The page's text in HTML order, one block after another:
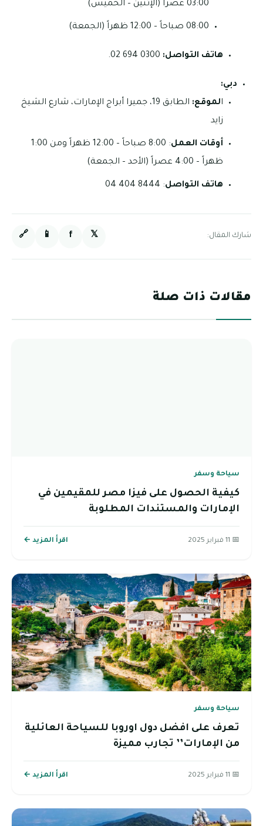
03:00 عصراً (الإثنين – الخميس)
08:00 صباحاً – 12:00 ظهراً (الجمعة)
هاتف التواصل:
دبي:
الموقع:
الطابق 19، جميرا أبراج الإمارات، شارع الشيخ
زايد
أوقات العمل
: 8:00 صباحاً – 12:00 ظهراً ومن 1:00
ظهراً – 4:00 عصراً (الأحد – الجمعة)
هاتف التواصل: 8444 404 04
شارك المقال: 𝕏
f
📱
🔗
مقالات ذات صلة
سياحة وسفر
كيفية الحصول على فيزا مصر للمقيمين في
الإمارات والمستندات المطلوبة
📅 11 فبراير 2025 اقرأ المزيد ←
سياحة وسفر
تعرف على افضل دول اوروبا للسياحة العائلية
من الإمارات’’ تجارب مميزة
📅 11 فبراير 2025 اقرأ المزيد ←